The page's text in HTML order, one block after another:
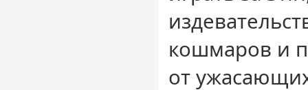
кошмаров и
от